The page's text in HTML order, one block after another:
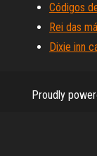
Códigos
Rei das
Dixie inn
Proudly